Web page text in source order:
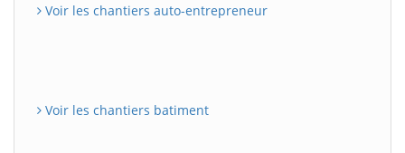
Voir les chantiers auto-entrepreneur
Voir les chantiers batiment